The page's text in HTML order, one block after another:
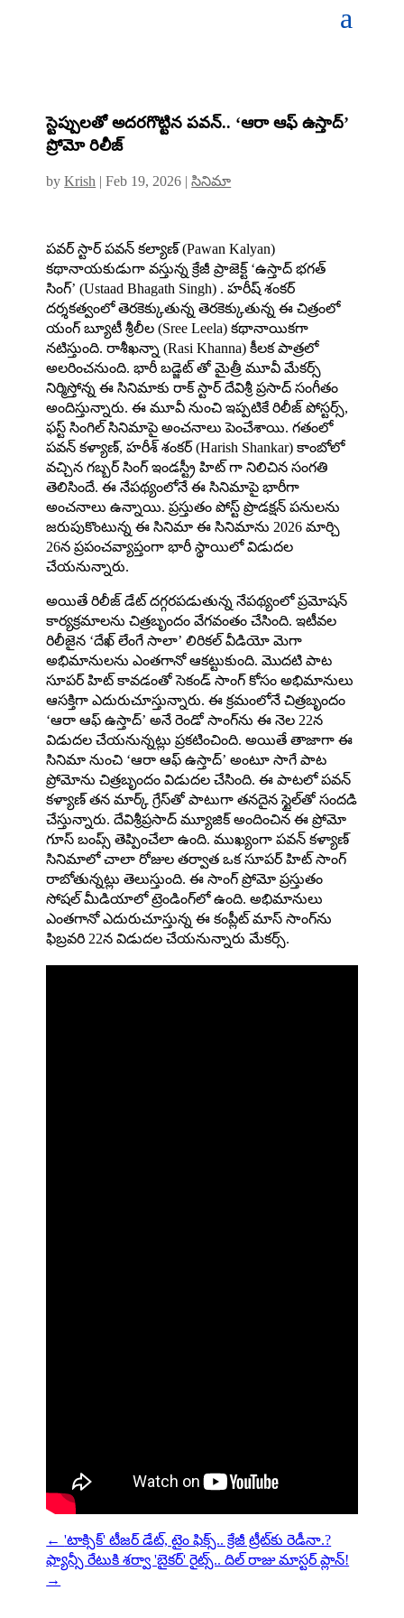
స్టెప్పులతో అదరగొట్టిన పవన్.. ‘ఆరా ఆఫ్ ఉస్తాద్’
ప్రోమో రిలీజ్
byKrish |Feb 19, 2026 |సినిమా
పవర్ స్టార్ పవన్ కల్యాణ్‌ (Pawan Kalyan)
కథానాయకుడుగా వస్తున్న క్రేజీ ప్రాజెక్ట్ ‘ఉస్తాద్‌ భగత్‌
సింగ్’ (Ustaad Bhagath Singh) . హరీష్‌ శంకర్‌
దర్శకత్వంలో తెరకెక్కుతున్న తెరకెక్కుతున్న ఈ చిత్రంలో
యంగ్ బ్యూటీ శ్రీలీల (Sree Leela) కథానాయికగా
నటిస్తుంది. రాశీఖన్నా (Rasi Khanna) కీలక పాత్రలో
అలరించనుంది. భారీ బడ్జెట్ తో మైత్రీ మూవీ మేకర్స్‌
నిర్మిస్తోన్న ఈ సినిమాకు రాక్ స్టార్ దేవిశ్రీ ప్రసాద్ సంగీతం
అందిస్తున్నారు. ఈ మూవీ నుంచి ఇప్పటికే రిలీజ్ పోస్టర్స్,
ఫస్ట్‌ సింగిల్‌ సినిమాపై అంచనాలు పెంచేశాయి. గతంలో
పవన్ కళ్యాణ్, హరీశ్ శంకర్ (Harish Shankar) కాంబోలో
వచ్చిన గబ్బర్ సింగ్ ఇండస్ట్రీ హిట్ గా నిలిచిన సంగతి
తెలిసిందే. ఈ నేపథ్యంలోనే ఈ సినిమాపై భారీగా
అంచనాలు ఉన్నాయి. ప్రస్తుతం పోస్ట్ ప్రొడక్షన్ పనులను
జరుపుకొంటున్న ఈ సినిమా ఈ సినిమాను 2026 మార్చి
26న ప్రపంచవ్యాప్తంగా భారీ స్థాయిలో విడుదల
చేయనున్నారు.
అయితే రిలీజ్ డేట్ దగ్గరపడుతున్న నేపథ్యంలో ప్రమోషన్
కార్యక్రమాలను చిత్రబృందం వేగవంతం చేసింది. ఇటీవల
రిలీజైన ‘దేఖ్ లేంగే సాలా’ లిరికల్ వీడియో మెగా
అభిమానులను ఎంతగానో ఆకట్టుకుంది. మొదటి పాట
సూపర్ హిట్ కావడంతో సెకండ్ సాంగ్ కోసం అభిమానులు
ఆసక్తిగా ఎదురుచూస్తున్నారు. ఈ క్రమంలోనే చిత్రబృందం
‘ఆరా ఆఫ్ ఉస్తాద్’ అనే రెండో సాంగ్‌ను ఈ నెల 22న
విడుదల చేయనున్నట్లు ప్రకటించింది. అయితే తాజాగా ఈ
సినిమా నుంచి ‘ఆరా ఆఫ్ ఉస్తాద్’ అంటూ సాగే పాట
ప్రోమోను చిత్ర‌బృందం విడుద‌ల చేసింది. ఈ పాట‌లో పవన్
కళ్యాణ్ తన మార్క్ గ్రేస్‌తో పాటుగా తనదైన స్టైల్‌తో సందడి
చేస్తున్నారు. దేవిశ్రీప్రసాద్ మ్యూజిక్ అందించిన ఈ ప్రోమో
గూస్ బంప్స్ తెప్పించేలా ఉంది. ముఖ్యంగా ప‌వ‌న్ క‌ళ్యాణ్
సినిమాలో చాలా రోజుల త‌ర్వాత ఒక సూప‌ర్ హిట్ సాంగ్
రాబోతున్న‌ట్లు తెలుస్తుంది. ఈ సాంగ్ ప్రోమో ప్రస్తుతం
సోషల్ మీడియాలో ట్రెండింగ్‌లో ఉంది. అభిమానులు
ఎంతగానో ఎదురుచూస్తున్న ఈ కంప్లీట్ మాస్ సాంగ్‌ను
ఫిబ్రవరి 22న విడుదల చేయనున్నారు మేకర్స్.
←'టాక్సిక్‌' టీజర్‌ డేట్, టైం ఫిక్స్‌.. క్రేజీ ట్రీట్‌కు రెడీనా.?
ఫ్యాన్సీ రేటుకి శర్వా 'బైకర్' రైట్స్.. దిల్ రాజు మాస్టర్ ప్లాన్!
→